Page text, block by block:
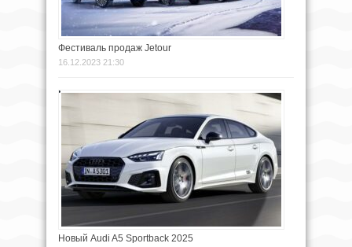
Фестиваль продаж Jetour
16.12.2023 21:30
Новый Audi A5 Sportback 2025